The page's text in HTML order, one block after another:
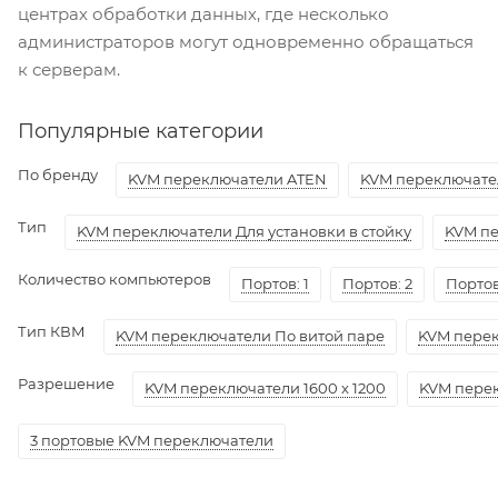
центрах обработки данных, где несколько
администраторов могут одновременно обращаться
к серверам.
Популярные категории
По бренду KVM переключатели ATEN KVM
Тип KVM переключатели Для установки в стойку KVM
Количество компьютеров Портов: 1 Портов: 2
Тип КВМ KVM переключатели По витой паре KVM
Разрешение KVM переключатели 1600 x 1200 KVM
3 портовые KVM переключатели